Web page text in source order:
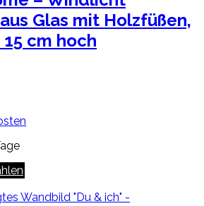
Glas mit Holzfüßen,
cm hoch
Produkt
weist